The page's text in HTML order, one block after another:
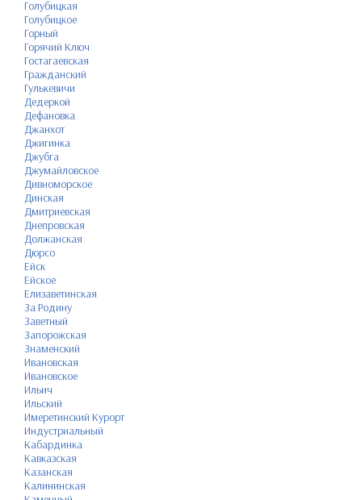
Голубицкая
Голубицкое
Горный
Горячий Ключ
Гостагаевская
Гражданский
Гулькевичи
Дедеркой
Дефановка
Джанхот
Джигинка
Джубга
Джумайловское
Дивноморское
Динская
Дмитриевская
Днепровская
Должанская
Дюрсо
Ейск
Ейское
Елизаветинская
За Родину
Заветный
Запорожская
Знаменский
Ивановская
Ивановское
Ильич
Ильский
Имеретинский Курорт
Индустриальный
Кабардинка
Кавказская
Казанская
Калининская